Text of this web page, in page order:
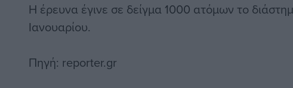
Η έρευνα έγινε σε δείγμα 1000 ατόμων το
Ιανουαρίου.
Πηγή: reporter.gr